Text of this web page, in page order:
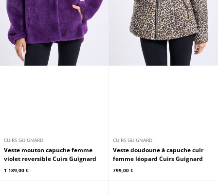
CUIRS GUIGNARD
Veste mouton capuche femme
violet reversible Cuirs Guignard
1 189,00 €
CUIRS GUIGNARD
Veste doudoune à capuche cuir
femme léopard Cuirs Guignard
799,00 €